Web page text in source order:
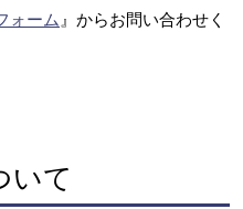
ォーム 』からお問い合わせく
いて